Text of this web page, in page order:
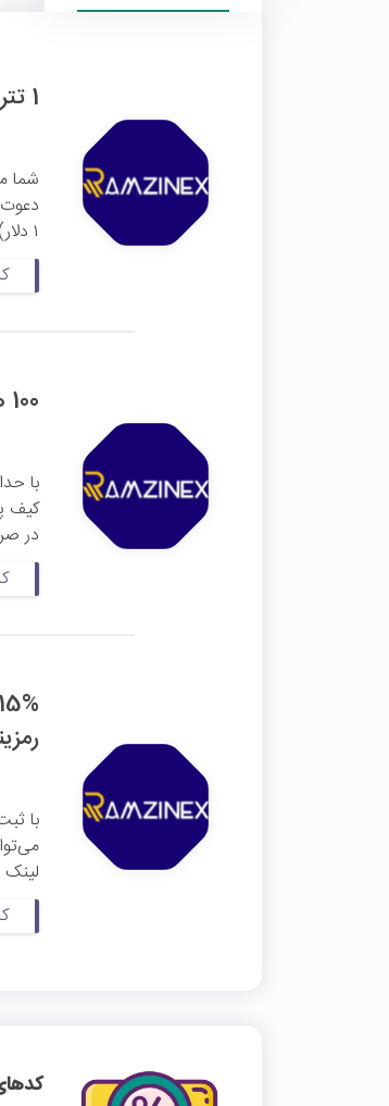
1 تتر هدیه معرفی و اولین خرید دوستان در رمزینکس
شما
۱ دلار) هدیه بگیرید. برای دریافت هدیه لازم است لینک ...
100 هزار تومان هدیه اولین خرید طلا رمزینکس
کیف
در
با